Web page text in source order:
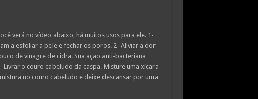
verá no vídeo abaixo, há muitos usos para ele. 1-
a esfoliar a pele e fechar os poros. 2- Aliviar a dor
de vinagre de cidra. Sua ação anti-bacteriana
o couro cabeludo da caspa. Misture uma xícara
no couro cabeludo e deixe descansar por uma